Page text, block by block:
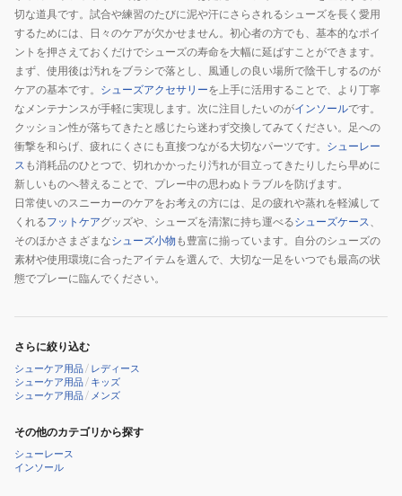
切な道具です。試合や練習のたびに泥や汗にさらされるシューズを長く愛用
するためには、日々のケアが欠かせません。初心者の方でも、基本的なポイ
ントを押さえておくだけでシューズの寿命を大幅に延ばすことができます。
まず、使用後は汚れをブラシで落とし、風通しの良い場所で陰干しするのが
ケアの基本です。 シューズアクセサリーを上手に活用することで、より丁寧
なメンテナンスが手軽に実現します。次に注目したいのがインソールです。
クッション性が落ちてきたと感じたら迷わず交換してみてください。足への
衝撃を和らげ、疲れにくさにも直接つながる大切なパーツです。 シューレー
ス も消耗品のひとつで、切れかかったり汚れが目立ってきたりしたら早めに
新しいものへ替えることで、プレー中の思わぬトラブルを防げます。
日常使いのスニーカーのケアをお考えの方には、足の疲れや蒸れを軽減して
くれるフットケアグッズや、シューズを清潔に持ち運べるシューズケース、
そのほかさまざまなシューズ小物 も豊富に揃っています。自分のシューズの
素材や使用環境に合ったアイテムを選んで、大切な一足をいつでも最高の状
態でプレーに臨んでください。
さらに絞り込む
シューケア用品/ レディース
シューケア用品/ キッズ
シューケア用品/ メンズ
その他のカテゴリから探す
シューレース
インソール